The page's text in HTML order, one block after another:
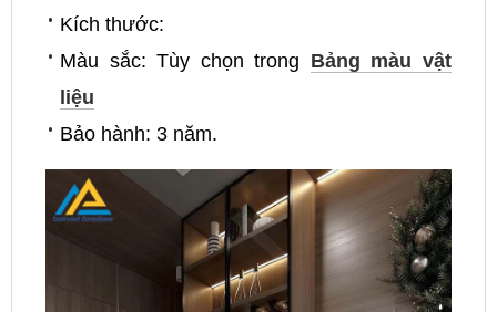
Kích thước:
Màu sắc: Tùy chọn trong Bảng màu vật
liệu
Bảo hành: 3 năm.